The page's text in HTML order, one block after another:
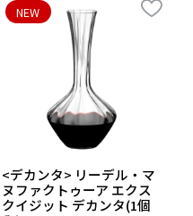
<デカンタ> リーデル・マ
ヌファクトゥーア エクス
クイジット デカンタ(1個
NEW